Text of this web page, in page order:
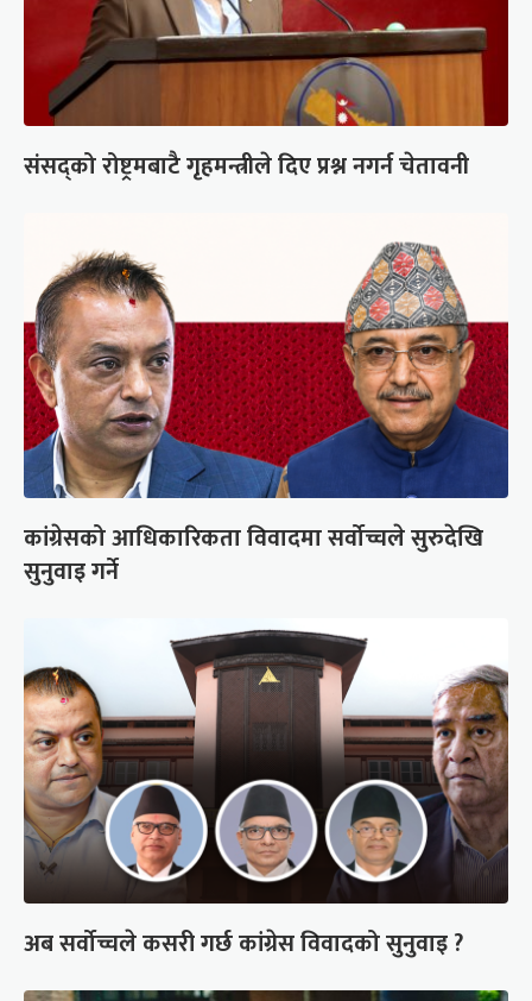
संसद्को रोष्ट्रमबाटै गृहमन्त्रीले दिए प्रश्न नगर्न चेतावनी
कांग्रेसको आधिकारिकता विवादमा सर्वोच्चले सुरुदेखि
सुनुवाइ गर्ने
अब सर्वोच्चले कसरी गर्छ कांग्रेस विवादको सुनुवाइ ?